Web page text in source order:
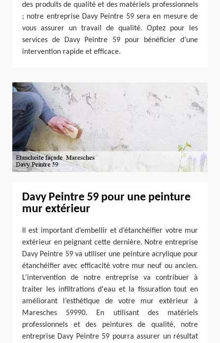
des produits de qualité et des matériels professionnels
; notre entreprise Davy Peintre 59 sera en mesure de
vous assurer un travail de qualité. Optez pour les
services de Davy Peintre 59 pour bénéficier d’une
intervention rapide et efficace.
Davy Peintre 59 pour une peinture
mur extérieur
Il est important d’embellir et d’étanchéifier votre mur
extérieur en peignant cette dernière. Notre entreprise
Davy Peintre 59 va utiliser une peinture acrylique pour
étanchéifier avec efficacité votre mur neuf ou ancien.
L’intervention de notre entreprise va contribuer à
traiter les infiltrations d'eau et la fissuration tout en
améliorant l’esthétique de votre mur extérieur à
Maresches 59990. En utilisant des matériels
professionnels et des peintures de qualité, notre
entreprise Davy Peintre 59 pourra assurer un résultat